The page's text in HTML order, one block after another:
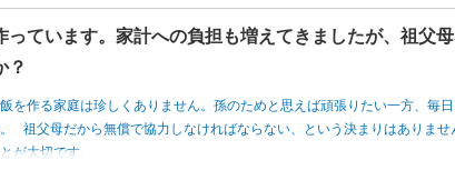
ています。家計への負担も増えてきましたが、祖父
？
を作る家庭は珍しくありません。孫のためと思えば頑張りたい一方、毎日
祖父母だから無償で協力しなければならない、という決まりはありませ
が大切です。